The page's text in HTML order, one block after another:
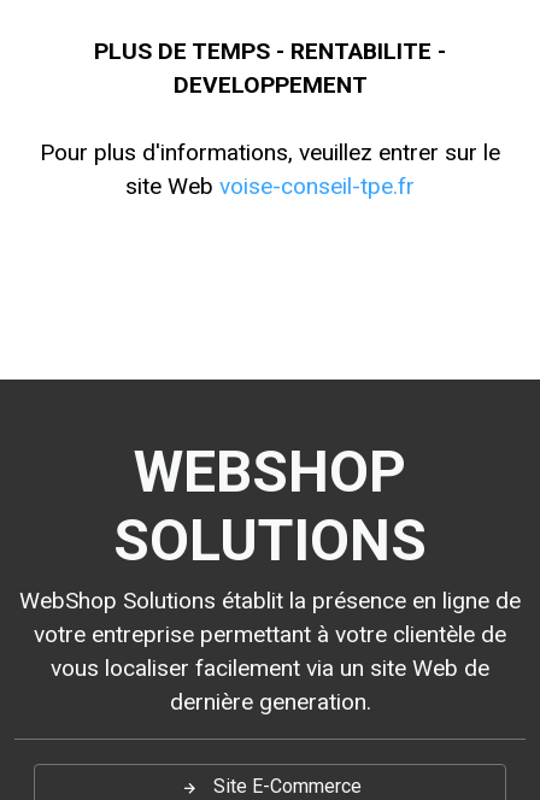
PLUS DE TEMPS - RENTABILITE -
DEVELOPPEMENT
Pour plus d'informations, veuillez entrer sur le
site Web voise-conseil-tpe.fr
WEBSHOP
SOLUTIONS
WebShop Solutions établit la présence en ligne de
votre entreprise permettant à votre clientèle de
vous localiser facilement via un site Web de
dernière generation.
Site E-Commerce